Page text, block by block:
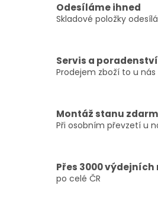
Odesíláme ihned
Skladové položky
Servis a poradenství
Prodejem zboží to u
Montáž stanu
Při osobním převzetí u
Přes 3000
po celé ČR